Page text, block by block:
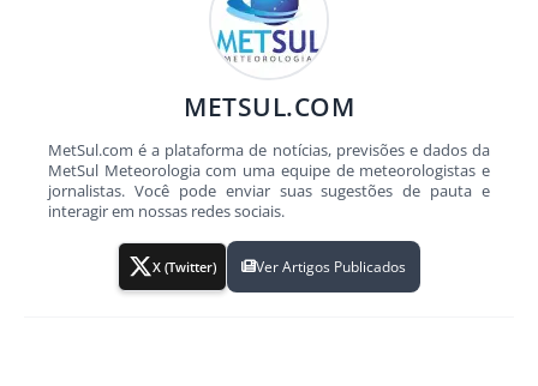
METSUL.COM
MetSul.com é a plataforma de notícias, previsões e dados da
MetSul Meteorologia com uma equipe de meteorologistas e
jornalistas. Você pode enviar suas sugestões de pauta e
interagir em nossas redes sociais.
X (Twitter) Ver Artigos Publicados